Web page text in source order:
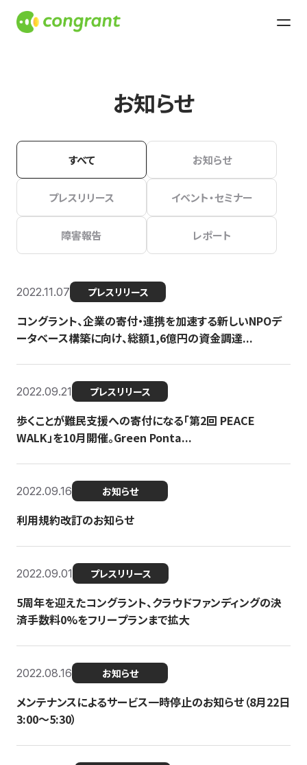
お知らせ
すべて お知らせ
プレスリリース イベント・セミナー
障害報告 レポート
2022.11.07 プレスリリース
コングラント、企業の寄付・連携を加速する新しいNPOデ
ータベース構築に向け、総額1,6億円の資金調達...
2022.09.21 プレスリリース
歩くことが難民支援への寄付になる「第2回 PEACE
WALK」を10月開催。Green Ponta...
2022.09.16 お知らせ
利用規約改訂のお知らせ
2022.09.01 プレスリリース
5周年を迎えたコングラント、クラウドファンディングの決
済手数料0%をフリープランまで拡大
2022.08.16 お知らせ
メンテナンスによるサービス一時停止のお知らせ（8月22日
3:00〜5:30）